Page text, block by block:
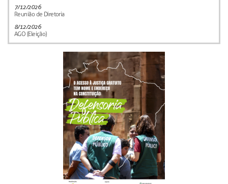
7/12/2026
Reunião de Diretoria
8/12/2026
AGO (Eleição)